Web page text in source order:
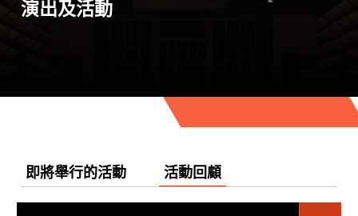
演出及活動
即將舉行的活動 活動回顧